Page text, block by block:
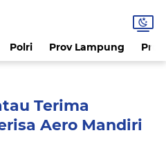
Polri Prov Lampung
Terima
Aero Mandiri